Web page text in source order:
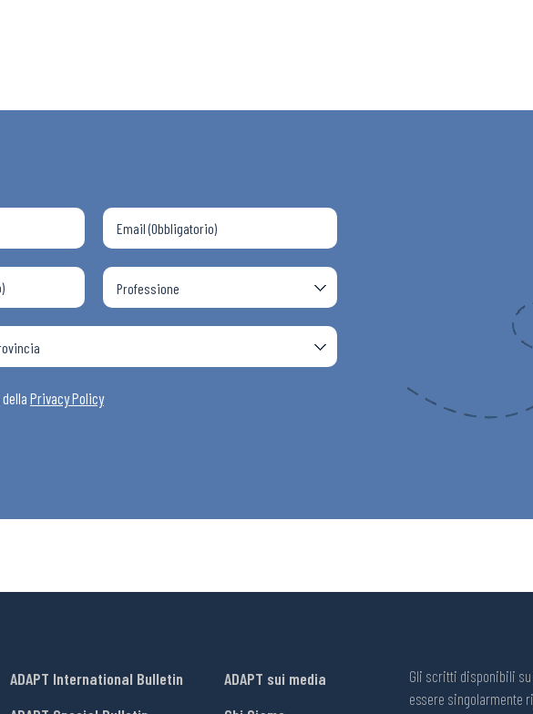
Privacy Policy
ADAPT International Bulletin
ADAPT sui media
Gli scritti disponibili su
essere singolarmente